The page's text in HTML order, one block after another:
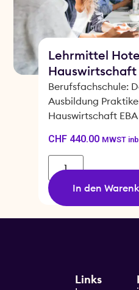
Lehrmittel
Hauswirtschaft
Berufsfachschule:
Ausbildung
Hauswirtschaft EBA
CHF440.00 MWST
In den
Links